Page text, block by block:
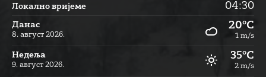
Локално вријеме 04:30
Данас
8. август 2026.
20°C
1 m/s
Недеља
9. август 2026.
35°C
2 m/s